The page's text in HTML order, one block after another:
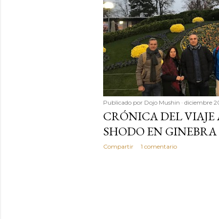
d
a
s
Publicado por Dojo Mushin diciembre
CRÓNICA DEL VIAJE
SHODO EN
Compartir 1 comentario